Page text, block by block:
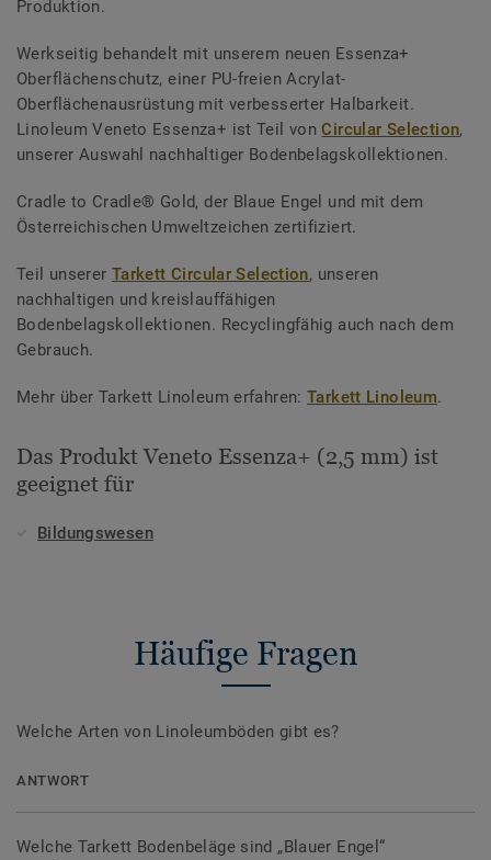
Produktion.
Werkseitig behandelt mit unserem neuen Essenza+
Oberflächenschutz, einer PU-freien Acrylat-
Oberflächenausrüstung mit verbesserter Halbarkeit.
Linoleum Veneto Essenza+ ist Teil vonCircular Selection,
unserer Auswahl nachhaltiger Bodenbelagskollektionen.
Cradle to Cradle® Gold, der Blaue Engel und mit dem
Österreichischen Umweltzeichen zertifiziert.
Teil unserer Tarkett Circular Selection, unseren
nachhaltigen und kreislauffähigen
Bodenbelagskollektionen. Recyclingfähig auch nach dem
Gebrauch.
Mehr über Tarkett Linoleum erfahren:Tarkett Linoleum.
Das Produkt Veneto Essenza+ (2,5 mm) ist
geeignet für
Bildungswesen
Häufige Fragen
Welche Arten von Linoleumböden gibt es?
ANTWORT
Welche Tarkett Bodenbeläge sind „Blauer Engel“